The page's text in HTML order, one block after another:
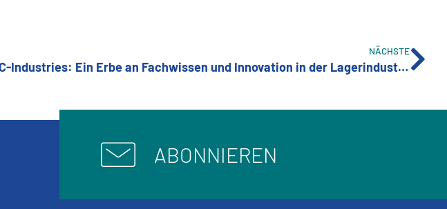
NÄCHSTE
CSC-Industries: Ein Erbe an Fachwissen und Innovation in der Lagerindustrie
ABONNIEREN